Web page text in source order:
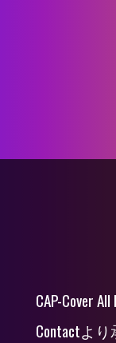
CAP-Cover
Contactより